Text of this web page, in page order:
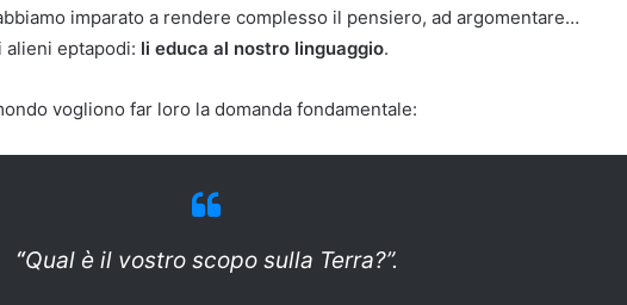
imparato a rendere complesso il pensiero, ad argomentare…
alieni eptapodi: li educa al nostro linguaggio.
vogliono far loro la domanda fondamentale:
“Qual è il vostro scopo sulla Terra?”.